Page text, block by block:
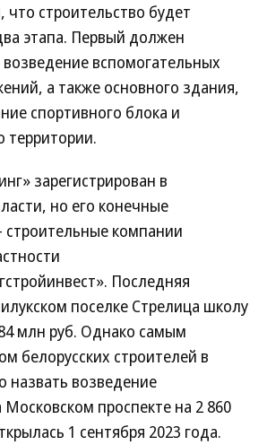
что строительство будет
этапа. Первый должен
вспомогательных
а также основного здания,
спортивного блока и
территории.
зарегистрирован в
но его конечные
компании
Последняя
поселке Стрелица школу
млн руб. Однако самым
белорусских строителей в
возведение
проспекте на 2 860
1 сентября 2023 года.